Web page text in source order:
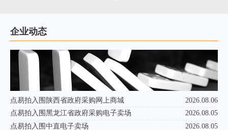
企业动态
点易拍入围陕西省政府采购网上商城
2026.08.06
点易拍入围黑龙江省政府采购电子卖场
2026.08.05
点易拍入围中直电子卖场
2026.08.05